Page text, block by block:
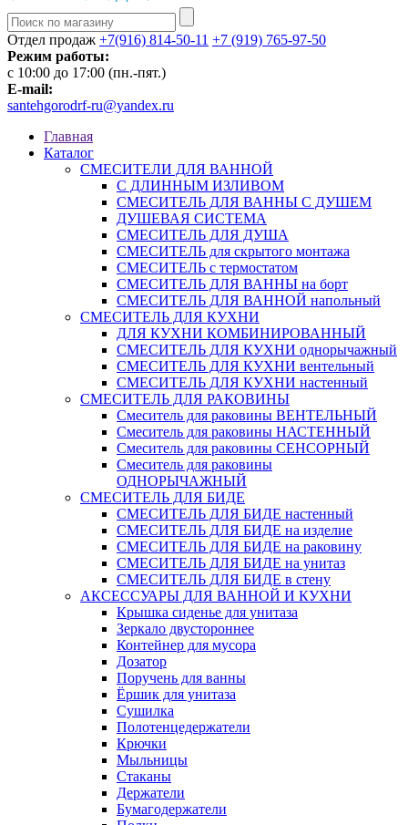
Отдел продаж +7(916) 814-50-11 +7 (919) 765-97-50
Режим работы:
c 10:00 до 17:00 (пн.-пят.)
E-mail:
santehgorodrf-ru@yandex.ru
Главная
Каталог
СМЕСИТЕЛИ ДЛЯ ВАННОЙ
С ДЛИННЫМ ИЗЛИВОМ
СМЕСИТЕЛЬ ДЛЯ ВАННЫ С ДУШЕМ
ДУШЕВАЯ СИСТЕМА
СМЕСИТЕЛЬ ДЛЯ ДУША
СМЕСИТЕЛЬ для скрытого монтажа
СМЕСИТЕЛЬ с термостатом
СМЕСИТЕЛЬ ДЛЯ ВАННЫ на борт
СМЕСИТЕЛЬ ДЛЯ ВАННОЙ напольный
СМЕСИТЕЛЬ ДЛЯ КУХНИ
ДЛЯ КУХНИ КОМБИНИРОВАННЫЙ
СМЕСИТЕЛЬ ДЛЯ КУХНИ однорычажный
СМЕСИТЕЛЬ ДЛЯ КУХНИ вентельный
СМЕСИТЕЛЬ ДЛЯ КУХНИ настенный
СМЕСИТЕЛЬ ДЛЯ РАКОВИНЫ
Смеситель для раковины ВЕНТЕЛЬНЫЙ
Смеситель для раковины НАСТЕННЫЙ
Смеситель для раковины СЕНСОРНЫЙ
Смеситель для раковины
ОДНОРЫЧАЖНЫЙ
СМЕСИТЕЛЬ ДЛЯ БИДЕ
СМЕСИТЕЛЬ ДЛЯ БИДЕ настенный
СМЕСИТЕЛЬ ДЛЯ БИДЕ на изделие
СМЕСИТЕЛЬ ДЛЯ БИДЕ на раковину
СМЕСИТЕЛЬ ДЛЯ БИДЕ на унитаз
СМЕСИТЕЛЬ ДЛЯ БИДЕ в стену
АКСЕССУАРЫ ДЛЯ ВАННОЙ И КУХНИ
Крышка сиденье для унитаза
Зеркало двустороннее
Контейнер для мусора
Дозатор
Поручень для ванны
Ёршик для унитаза
Сушилка
Полотенцедержатели
Крючки
Мыльницы
Стаканы
Держатели
Бумагодержатели